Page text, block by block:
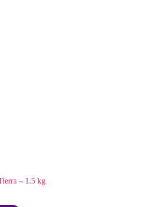
– 1.5 kg